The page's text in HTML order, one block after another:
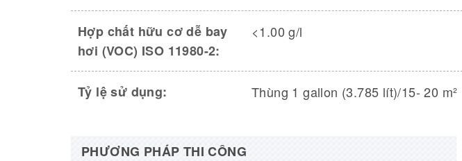
Hợp chất hữu cơ dễ bay
hơi (VOC) ISO 11980-2:
<1.00 g/l
Tỷ lệ sử dụng: Thùng 1 gallon (3.785 lít)/15- 20 m²
PHƯƠNG PHÁP THI CÔNG